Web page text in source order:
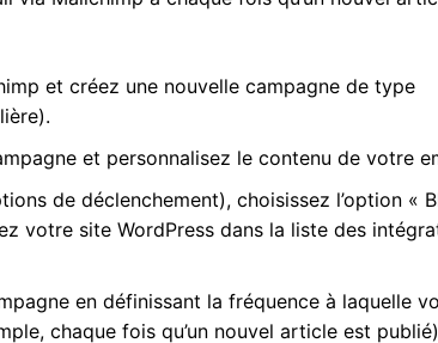
et créez une nouvelle campagne de type
et personnalisez le contenu de votre
de déclenchement), choisissez l’option «
votre site WordPress dans la liste des
en définissant la fréquence à laquelle
chaque fois qu’un nouvel article est